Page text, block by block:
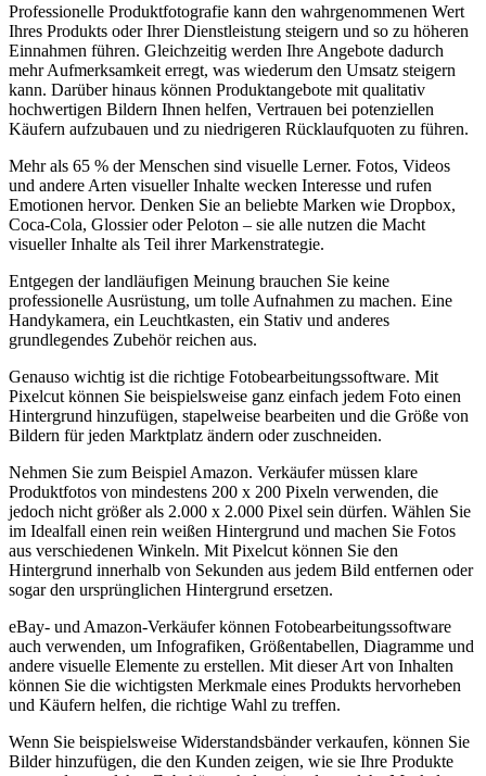
Professionelle Produktfotografie kann den wahrgenommenen Wert
Ihres Produkts oder Ihrer Dienstleistung steigern und so zu höheren
Einnahmen führen. Gleichzeitig werden Ihre Angebote dadurch
mehr Aufmerksamkeit erregt, was wiederum den Umsatz steigern
kann. Darüber hinaus können Produktangebote mit qualitativ
hochwertigen Bildern Ihnen helfen, Vertrauen bei potenziellen
Käufern aufzubauen und zu niedrigeren Rücklaufquoten zu führen.
Mehr als 65 % der Menschen sind visuelle Lerner. Fotos, Videos
und andere Arten visueller Inhalte wecken Interesse und rufen
Emotionen hervor. Denken Sie an beliebte Marken wie Dropbox,
Coca-Cola, Glossier oder Peloton – sie alle nutzen die Macht
visueller Inhalte als Teil ihrer Markenstrategie.
Entgegen der landläufigen Meinung brauchen Sie keine
professionelle Ausrüstung, um tolle Aufnahmen zu machen. Eine
Handykamera, ein Leuchtkasten, ein Stativ und anderes
grundlegendes Zubehör reichen aus.
Genauso wichtig ist die richtige Fotobearbeitungssoftware. Mit
Pixelcut können Sie beispielsweise ganz einfach jedem Foto einen
Hintergrund hinzufügen, stapelweise bearbeiten und die Größe von
Bildern für jeden Marktplatz ändern oder zuschneiden.
Nehmen Sie zum Beispiel Amazon. Verkäufer müssen klare
Produktfotos von mindestens 200 x 200 Pixeln verwenden, die
jedoch nicht größer als 2.000 x 2.000 Pixel sein dürfen. Wählen Sie
im Idealfall einen rein weißen Hintergrund und machen Sie Fotos
aus verschiedenen Winkeln. Mit Pixelcut können Sie den
Hintergrund innerhalb von Sekunden aus jedem Bild entfernen oder
sogar den ursprünglichen Hintergrund ersetzen.
eBay- und Amazon-Verkäufer können Fotobearbeitungssoftware
auch verwenden, um Infografiken, Größentabellen, Diagramme und
andere visuelle Elemente zu erstellen. Mit dieser Art von Inhalten
können Sie die wichtigsten Merkmale eines Produkts hervorheben
und Käufern helfen, die richtige Wahl zu treffen.
Wenn Sie beispielsweise Widerstandsbänder verkaufen, können Sie
Bilder hinzufügen, die den Kunden zeigen, wie sie Ihre Produkte